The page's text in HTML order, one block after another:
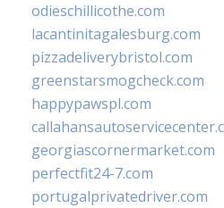
odieschillicothe.com
lacantinitagalesburg.com
pizzadeliverybristol.com
greenstarsmogcheck.com
happypawspl.com
georgiascornermarket.com
perfectfit24-7.com
portugalprivatedriver.com